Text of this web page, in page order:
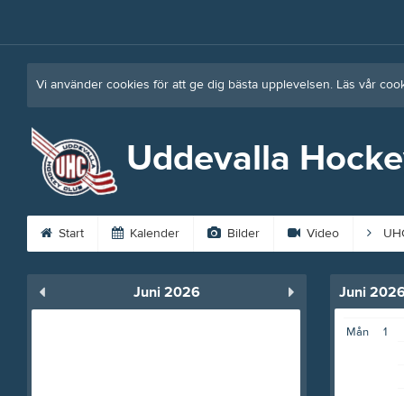
Vi använder cookies för att ge dig bästa upplevelsen. Läs vår
Uddevalla
Start Kalender Bilder Video
Juni 2026 Juni
1
Mån